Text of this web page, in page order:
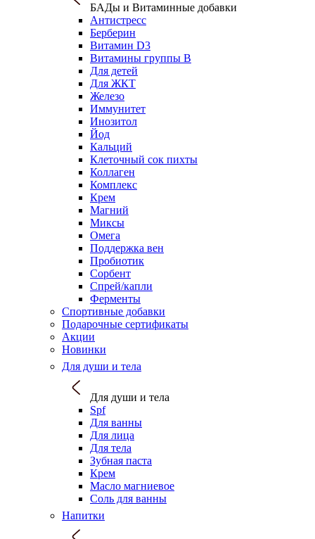
БАДы и Витаминные добавки
Антистресс
Берберин
Витамин D3
Витамины группы B
Для детей
Для ЖКТ
Железо
Иммунитет
Инозитол
Йод
Кальций
Клеточный сок пихты
Коллаген
Комплекс
Крем
Магний
Миксы
Омега
Поддержка вен
Пробиотик
Сорбент
Спрей/капли
Ферменты
Спортивные добавки
Подарочные сертификаты
Акции
Новинки
Для души и тела
Для души и тела
Spf
Для ванны
Для лица
Для тела
Зубная паста
Крем
Масло магниевое
Соль для ванны
Напитки